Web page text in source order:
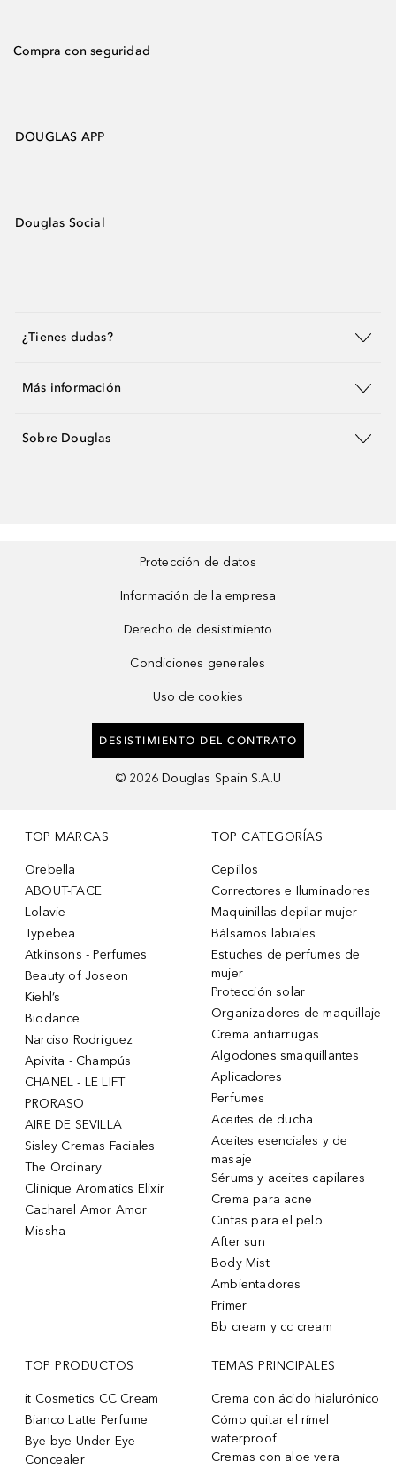
Compra con seguridad
DOUGLAS APP
Douglas Social
¿Tienes dudas?
Más información
Sobre Douglas
Protección de datos
Información de la empresa
Derecho de desistimiento
Condiciones generales
Uso de cookies
DESISTIMIENTO DEL CONTRATO
© 2026 Douglas Spain S.A.U
TOP MARCAS
Orebella
ABOUT-FACE
Lolavie
Typebea
Atkinsons - Perfumes
Beauty of Joseon
Kiehl’s
Biodance
Narciso Rodriguez
Apivita - Champús
CHANEL - LE LIFT
PRORASO
AIRE DE SEVILLA
Sisley Cremas Faciales
The Ordinary
Clinique Aromatics Elixir
Cacharel Amor Amor
Missha
TOP CATEGORÍAS
Cepillos
Correctores e Iluminadores
Maquinillas depilar mujer
Bálsamos labiales
Estuches de perfumes de
mujer
Protección solar
Organizadores de maquillaje
Crema antiarrugas
Algodones smaquillantes
Aplicadores
Perfumes
Aceites de ducha
Aceites esenciales y de
masaje
Sérums y aceites capilares
Crema para acne
Cintas para el pelo
After sun
Body Mist
Ambientadores
Primer
Bb cream y cc cream
TOP PRODUCTOS
it Cosmetics CC Cream
Bianco Latte Perfume
Bye bye Under Eye
Concealer
TEMAS PRINCIPALES
Crema con ácido hialurónico
Cómo quitar el rímel
waterproof
Cremas con aloe vera